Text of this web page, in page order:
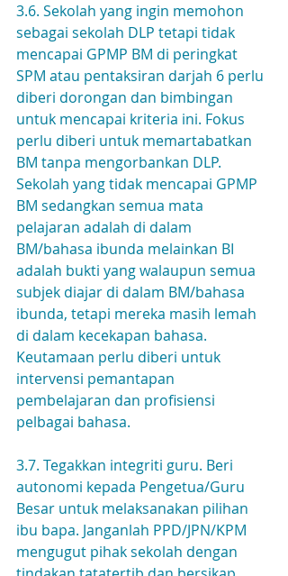
3.6. Sekolah yang ingin memohon
sebagai sekolah DLP tetapi tidak
mencapai GPMP BM di peringkat
SPM atau pentaksiran darjah 6 perlu
diberi dorongan dan bimbingan
untuk mencapai kriteria ini. Fokus
perlu diberi untuk memartabatkan
BM tanpa mengorbankan DLP.
Sekolah yang tidak mencapai GPMP
BM sedangkan semua mata
pelajaran adalah di dalam
BM/bahasa ibunda melainkan BI
adalah bukti yang walaupun semua
subjek diajar di dalam BM/bahasa
ibunda, tetapi mereka masih lemah
di dalam kecekapan bahasa.
Keutamaan perlu diberi untuk
intervensi pemantapan
pembelajaran dan profisiensi
pelbagai bahasa.
3.7. Tegakkan integriti guru. Beri
autonomi kepada Pengetua/Guru
Besar untuk melaksanakan pilihan
ibu bapa. Janganlah PPD/JPN/KPM
mengugut pihak sekolah dengan